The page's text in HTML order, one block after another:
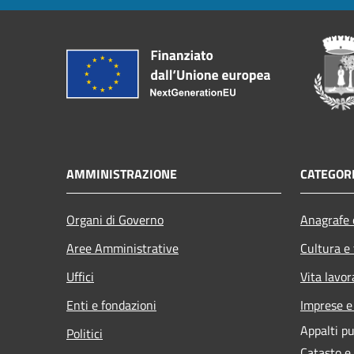
AMMINISTRAZIONE
Organi di Governo
Aree Amministrative
Uffici
Enti e fondazioni
Politici
Cultura
Vita
Imprese
Appalti